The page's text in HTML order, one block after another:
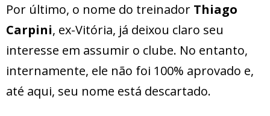
Por último, o nome do treinador Thiago
Carpini, ex-Vitória, já deixou claro seu
interesse em assumir o clube. No entanto,
internamente, ele não foi 100% aprovado e,
até aqui, seu nome está descartado.